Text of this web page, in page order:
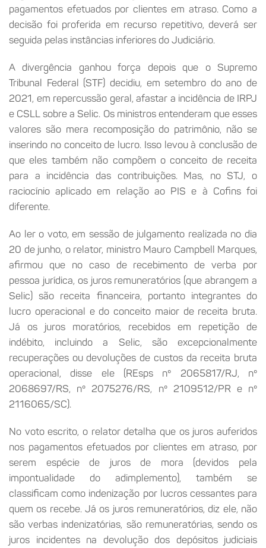
pagamentos efetuados por clientes em atraso. Como a
decisão foi proferida em recurso repetitivo, deverá ser
seguida pelas instâncias inferiores do Judiciário.
A divergência ganhou força depois que o Supremo
Tribunal Federal (STF) decidiu, em setembro do ano de
2021, em repercussão geral, afastar a incidência de IRPJ
e CSLL sobre a Selic. Os ministros entenderam que esses
valores são mera recomposição do patrimônio, não se
inserindo no conceito de lucro. Isso levou à conclusão de
que eles também não compõem o conceito de receita
para a incidência das contribuições. Mas, no STJ, o
raciocínio aplicado em relação ao PIS e à Cofins foi
diferente.
Ao ler o voto, em sessão de julgamento realizada no dia
20 de junho, o relator, ministro Mauro Campbell Marques,
afirmou que no caso de recebimento de verba por
pessoa jurídica, os juros remuneratórios (que abrangem a
Selic) são receita financeira, portanto integrantes do
lucro operacional e do conceito maior de receita bruta.
Já os juros moratórios, recebidos em repetição de
indébito, incluindo a Selic, são excepcionalmente
recuperações ou devoluções de custos da receita bruta
operacional, disse ele (REsps nº 2065817/RJ, nº
2068697/RS, nº 2075276/RS, nº 2109512/PR e nº
2116065/SC).
No voto escrito, o relator detalha que os juros auferidos
nos pagamentos efetuados por clientes em atraso, por
serem espécie de juros de mora (devidos pela
impontualidade do adimplemento), também se
classificam como indenização por lucros cessantes para
quem os recebe. Já os juros remuneratórios, diz ele, não
são verbas indenizatórias, são remuneratórias, sendo os
juros incidentes na devolução dos depósitos judiciais